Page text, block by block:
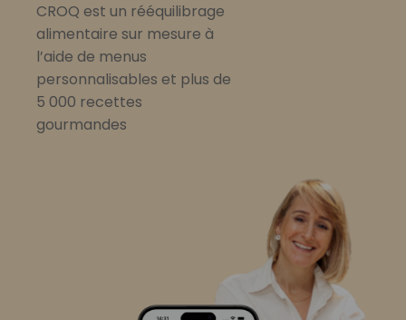
CROQ est un rééquilibrage
alimentaire sur mesure à
l’aide de menus
personnalisables et plus de
5 000 recettes
gourmandes